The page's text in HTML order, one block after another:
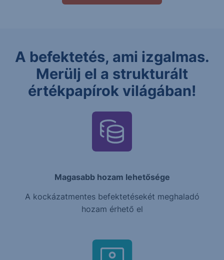
A befektetés, ami izgalmas.
Merülj el a strukturált
értékpapírok világában!
Magasabb hozam lehetősége
A kockázatmentes befektetésekét meghaladó
hozam érhető el